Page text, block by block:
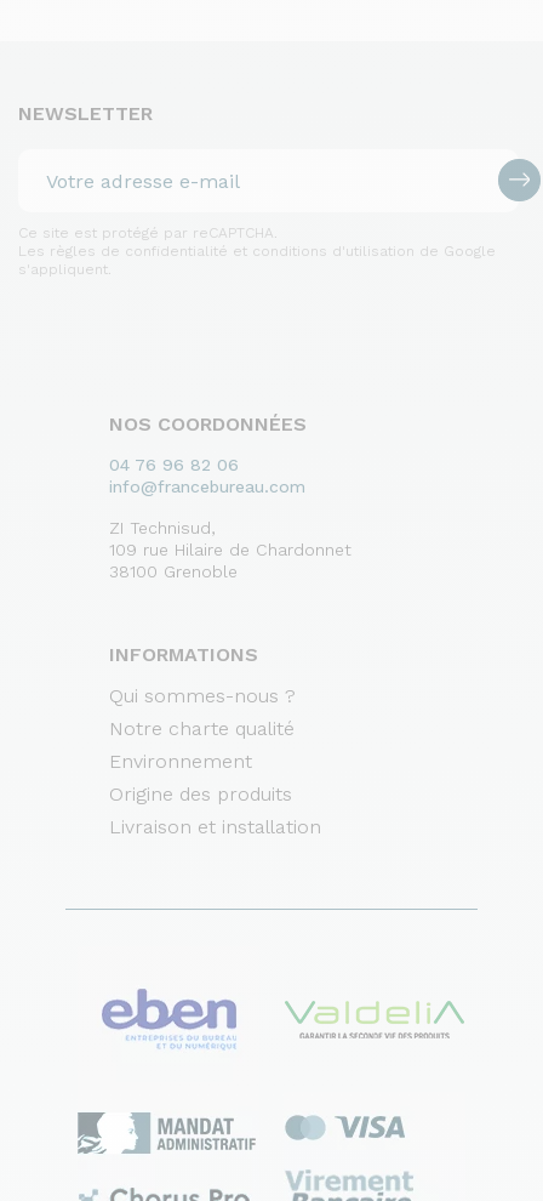
NEWSLETTER
Ce site est protégé par reCAPTCHA.
Les règles de confidentialité et conditions d'utilisation de Google
s'appliquent.
NOS COORDONNÉES
04 76 96 82 06
info@francebureau.com
ZI Technisud,
109 rue Hilaire de Chardonnet
38100 Grenoble
INFORMATIONS
Qui sommes-nous ?
Notre charte qualité
Environnement
Origine des produits
Livraison et installation